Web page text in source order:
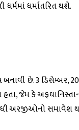
ધર્માંતરિત થશે.
બનાવી છે. 3 ડિસેમ્બર,
જેમ કે
અરજીઓનો સમાવેશ